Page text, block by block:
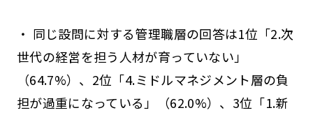
・ 同じ設問に対する管理職層の回答は1位「2.次
世代の経営を担う人材が育っていない」
（64.7%）、2位「4.ミドルマネジメント層の負
担が過重になっている」（62.0%）、3位「1.新